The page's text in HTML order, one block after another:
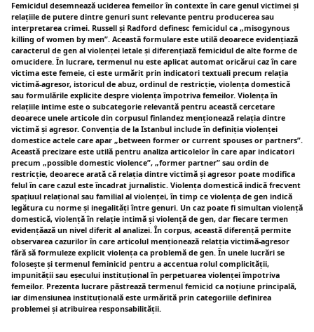
Femicidul desemnează uciderea femeilor în contexte în care genul victimei și
relațiile de putere dintre genuri sunt relevante pentru producerea sau
interpretarea crimei. Russell și Radford definesc femicidul ca „misogynous
killing of women by men”. Această formulare este utilă deoarece evidențiază
caracterul de gen al violenței letale și diferențiază femicidul de alte forme de
omucidere. În lucrare, termenul nu este aplicat automat oricărui caz în care
victima este femeie, ci este urmărit prin indicatori textuali precum relația
victimă-agresor, istoricul de abuz, ordinul de restricție, violența domestică
sau formulările explicite despre violența împotriva femeilor. Violența în
relațiile intime este o subcategorie relevantă pentru această cercetare
deoarece unele articole din corpusul finlandez menționează relația dintre
victimă și agresor. Convenția de la Istanbul include în definiția violenței
domestice actele care apar „between former or current spouses or partners”.
Această precizare este utilă pentru analiza articolelor în care apar indicatori
precum „possible domestic violence”, „former partner” sau ordin de
restricție, deoarece arată că relația dintre victimă și agresor poate modifica
felul în care cazul este încadrat jurnalistic. Violența domestică indică frecvent
spațiuul relațional sau familial al violenței, în timp ce violența de gen indică
legătura cu norme și inegalități între genuri. Un caz poate fi simultan violență
domestică, violență în relație intimă și violență de gen, dar fiecare termen
evidențăază un nivel diferit al analizei. În corpus, această diferență permite
observarea cazurilor în care articolul menționează relatția victimă-agresor
fără să formuleze explicit violența ca problemă de gen. În unele lucrări se
folosește și termenul feminicid pentru a accentua rolul complicității,
impunității sau eșecului instituțional în perpetuarea violenței împotriva
femeilor. Prezenta lucrare păstrează termenul femicid ca noțiune principală,
iar dimensiunea instituțională este urmărită prin categoriile definirea
problemei și atribuirea responsabilității.